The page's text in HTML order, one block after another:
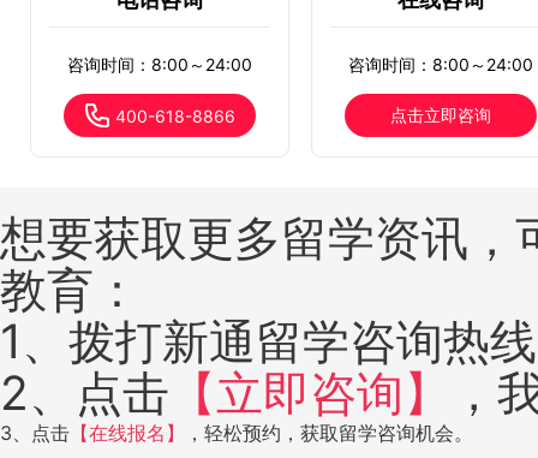
咨询时间：8:00～24:00
400-618-8866
咨询时间：8:00～24:00
点击立即咨询
想要获取更多留学资讯
教育：
1、拨打新通留学咨询热
2、点击 【立即咨询】 ，
3、点击 【在线报名】 ，轻松预约，获取留学咨询机会。